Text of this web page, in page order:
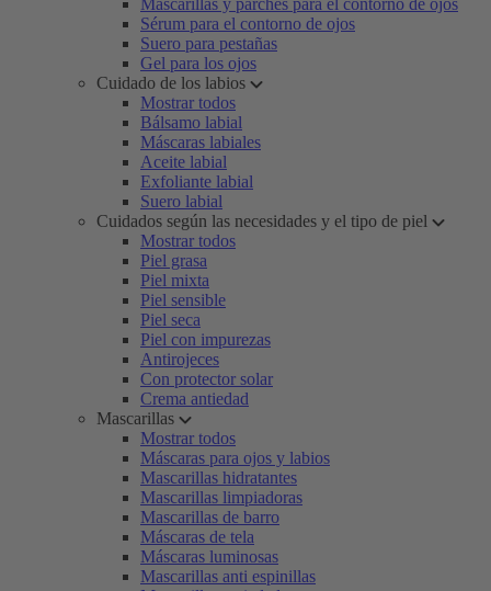
Mascarillas y parches para el contorno de ojos
Sérum para el contorno de ojos
Suero para pestañas
Gel para los ojos
Cuidado de los labios
Mostrar todos
Bálsamo labial
Máscaras labiales
Aceite labial
Exfoliante labial
Suero labial
Cuidados según las necesidades y el tipo de piel
Mostrar todos
Piel grasa
Piel mixta
Piel sensible
Piel seca
Piel con impurezas
Antirojeces
Con protector solar
Crema antiedad
Mascarillas
Mostrar todos
Máscaras para ojos y labios
Mascarillas hidratantes
Mascarillas limpiadoras
Mascarillas de barro
Máscaras de tela
Máscaras luminosas
Mascarillas anti espinillas